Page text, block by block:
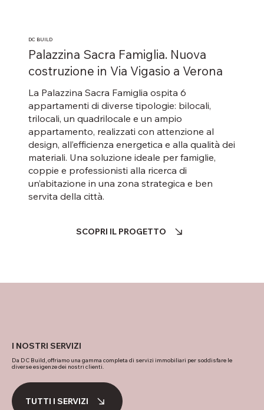
DC BUILD
Palazzina Sacra Famiglia. Nuova
costruzione in Via Vigasio a Verona
La Palazzina Sacra Famiglia ospita 6
appartamenti di diverse tipologie: bilocali,
trilocali, un quadrilocale e un ampio
appartamento, realizzati con attenzione al
design, all’efficienza energetica e alla qualità dei
materiali. Una soluzione ideale per famiglie,
coppie e professionisti alla ricerca di
un’abitazione in una zona strategica e ben
servita della città.
SCOPRI IL PROGETTO
I NOSTRI SERVIZI
Da DC Build, offriamo una gamma completa di servizi immobiliari per soddisfare le
diverse esigenze dei nostri clienti.
TUTTI I SERVIZI